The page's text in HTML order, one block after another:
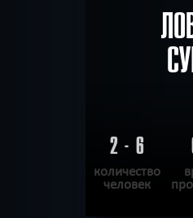
2 - 6
количество
человек